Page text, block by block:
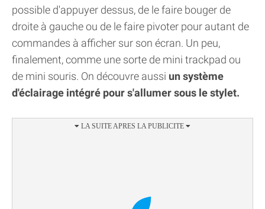
possible d'appuyer dessus, de le faire bouger de
droite à gauche ou de le faire pivoter pour autant de
commandes à afficher sur son écran. Un peu,
finalement, comme une sorte de mini trackpad ou
de mini souris. On découvre aussi un système
d'éclairage intégré pour s'allumer sous le stylet.